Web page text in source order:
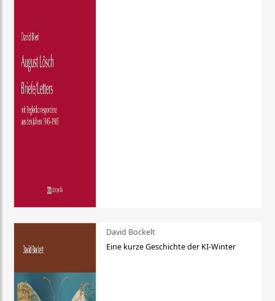
David Bockelt
Eine kurze Geschichte der KI-Winter